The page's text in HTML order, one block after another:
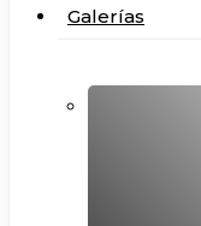
Galerías